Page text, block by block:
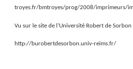
troyes.fr/bmtroyes/prog/2008/imprimeurs/
Vu sur le site de l’Université Robert de Sorbon
http://burobertdesorbon.univ-reims.fr/